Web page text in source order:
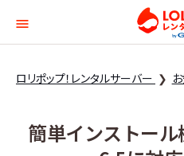
ロリポップ！レンタルサーバー
簡単インストー